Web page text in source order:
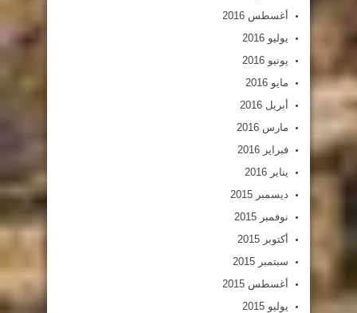
أغسطس 2016
يوليو 2016
يونيو 2016
مايو 2016
أبريل 2016
مارس 2016
فبراير 2016
يناير 2016
ديسمبر 2015
نوفمبر 2015
أكتوبر 2015
سبتمبر 2015
أغسطس 2015
يوليو 2015